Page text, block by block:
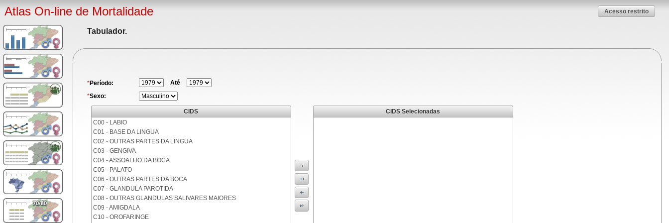
Atlas On-line de Mortalidade Acesso restrito
Tabulador.
*Período:
Até
*Sexo:
CIDS
C00 - LABIO
C01 - BASE DA LINGUA
C02 - OUTRAS PARTES DA LINGUA
C03 - GENGIVA
C04 - ASSOALHO DA BOCA
C05 - PALATO
C06 - OUTRAS PARTES DA BOCA
C07 - GLANDULA PAROTIDA
C08 - OUTRAS GLANDULAS SALIVARES MAIORES
C09 - AMIGDALA
C10 - OROFARINGE
CIDS Selecionadas